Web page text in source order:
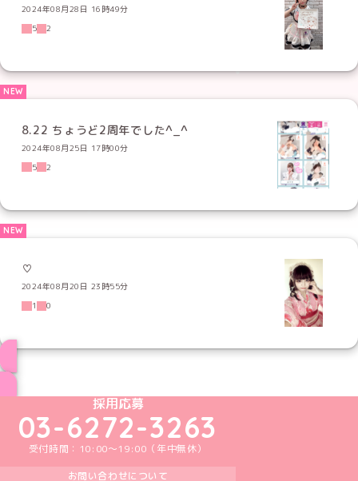
2024年08月28日 16時49分
5
2
8.22 ちょうど2周年でした^_^
2024年08月25日 17時00分
5
2
♡
2024年08月20日 23時55分
1
0
めいどりーみんTikTok公式アカウント
めいどりーみんX公式アカウント
めいどりーみんInstagram公式アカウント
めいどりーみんFacebook公式アカウン
めいどりーみんYouTube公式アカ
採用応募
03-6272-3263
受付時間：10:00～19:00（年中無休）
お問い合わせについて